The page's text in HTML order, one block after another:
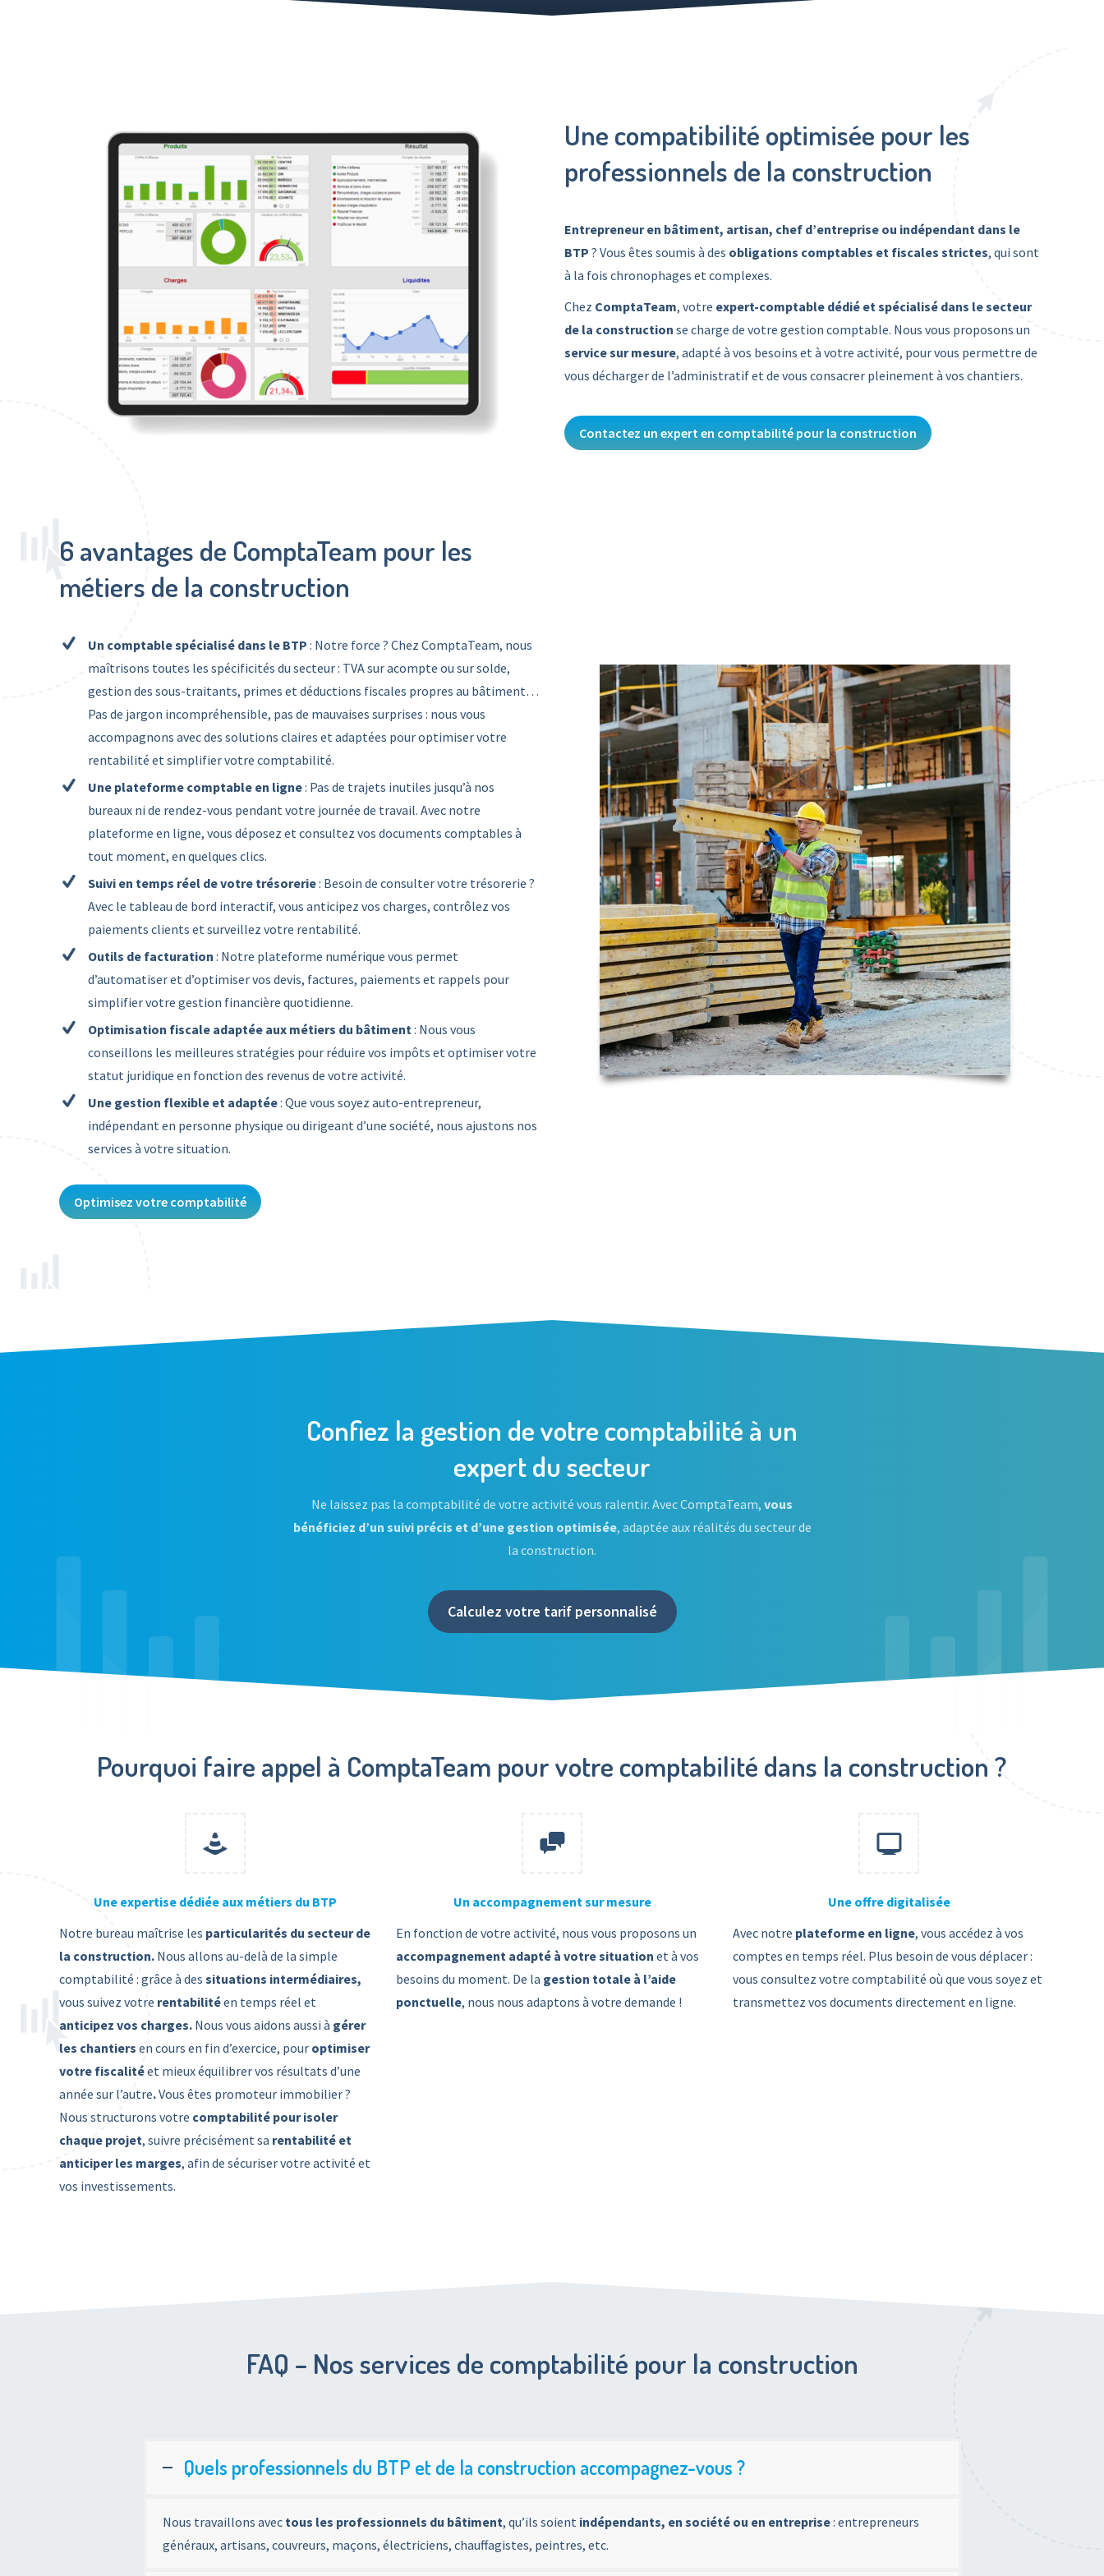
Une compatibilité optimisée pour les
professionnels de la construction
Entrepreneur en bâtiment, artisan, chef d’entreprise ou indépendant dans le
BTP ? Vous êtes soumis à des obligations comptables et fiscales strictes, qui sont
à la fois chronophages et complexes.
Chez ComptaTeam, votre expert-comptable dédié et spécialisé dans le secteur
de la construction se charge de votre gestion comptable. Nous vous proposons un
service sur mesure, adapté à vos besoins et à votre activité, pour vous permettre de
vous décharger de l’administratif et de vous consacrer pleinement à vos chantiers.
Contactez un expert en comptabilité pour la construction
6 avantages de ComptaTeam pour les
métiers de la construction
Un comptable spécialisé dans le BTP : Notre force ? Chez ComptaTeam, nous
maîtrisons toutes les spécificités du secteur : TVA sur acompte ou sur solde,
gestion des sous-traitants, primes et déductions fiscales propres au bâtiment…
Pas de jargon incompréhensible, pas de mauvaises surprises : nous vous
accompagnons avec des solutions claires et adaptées pour optimiser votre
rentabilité et simplifier votre comptabilité.
Une plateforme comptable en ligne: Pas de trajets inutiles jusqu’à nos
bureaux ni de rendez-vous pendant votre journée de travail. Avec notre
plateforme en ligne, vous déposez et consultez vos documents comptables à
tout moment, en quelques clics.
Suivi en temps réel de votre trésorerie: Besoin de consulter votre trésorerie ?
Avec le tableau de bord interactif, vous anticipez vos charges, contrôlez vos
paiements clients et surveillez votre rentabilité.
Outils de facturation : Notre plateforme numérique vous permet
d’automatiser et d’optimiser vos devis, factures, paiements et rappels pour
simplifier votre gestion financière quotidienne.
Optimisation fiscale adaptée aux métiers du bâtiment: Nous vous
conseillons les meilleures stratégies pour réduire vos impôts et optimiser votre
statut juridique en fonction des revenus de votre activité.
Une gestion flexible et adaptée: Que vous soyez auto-entrepreneur,
indépendant en personne physique ou dirigeant d’une société, nous ajustons nos
services à votre situation.
Optimisez votre comptabilité
Confiez la gestion de votre comptabilité à un
expert du secteur
Ne laissez pas la comptabilité de votre activité vous ralentir. Avec ComptaTeam, vous
bénéficiez d’un suivi précis et d’une gestion optimisée, adaptée aux réalités du secteur de
la construction.
Calculez votre tarif personnalisé
Pourquoi faire appel à ComptaTeam pour votre comptabilité dans la construction ?
Une expertise dédiée aux métiers du BTP
Notre bureau maîtrise les particularités du secteur de
la construction. Nous allons au-delà de la simple
comptabilité : grâce à des situations intermédiaires,
vous suivez votre rentabilitéen temps réel et
anticipez vos charges. Nous vous aidons aussi à gérer
les chantiers en cours en fin d’exercice, pour optimiser
votre fiscalitéet mieux équilibrer vos résultats d’une
année sur l’autre.Vous êtes promoteur immobilier ?
Nous structurons votre comptabilité pour isoler
chaque projet, suivre précisément sa rentabilité et
anticiper les marges, afin de sécuriser votre activité et
vos investissements.
Un accompagnement sur mesure
En fonction de votre activité, nous vous proposons un
accompagnement adapté à votre situation et à vos
besoins du moment. De la gestion totale à l’aide
ponctuelle, nous nous adaptons à votre demande !
Une offre digitalisée
Avec notre plateforme en ligne, vous accédez à vos
comptes en temps réel. Plus besoin de vous déplacer :
vous consultez votre comptabilité où que vous soyez et
transmettez vos documents directement en ligne.
FAQ – Nos services de comptabilité pour la construction
Quels professionnels du BTP et de la construction accompagnez-vous ?
Nous travaillons avec tous les professionnels du bâtiment, qu’ils soient indépendants, en société ou en entreprise: entrepreneurs
généraux, artisans, couvreurs, maçons, électriciens, chauffagistes, peintres, etc.